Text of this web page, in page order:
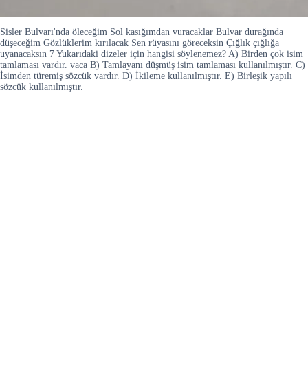
Sisler Bulvarı'nda öleceğim Sol kasığımdan vuracaklar Bulvar durağında
düşeceğim Gözlüklerim kırılacak Sen rüyasını göreceksin Çığlık çığlığa
uyanacaksın 7 Yukarıdaki dizeler için hangisi söylenemez? A) Birden çok isim
tamlaması vardır. vaca B) Tamlayanı düşmüş isim tamlaması kullanılmıştır. C)
İsimden türemiş sözcük vardır. D) İkileme kullanılmıştır. E) Birleşik yapılı
sözcük kullanılmıştır.